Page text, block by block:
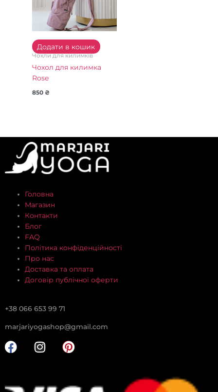
Додати в кошик
Чохли для килимків
Чохол для килимка
Rose
850₴
Головна
Магазин
Контакти
Блог
FAQ
Політика конфіденційності
Про нас
Доставка та оплата
Договір публічної оферти
+38 066 653 99 71
marjariyogashop@gmail.com
F
e
I
t
P
t